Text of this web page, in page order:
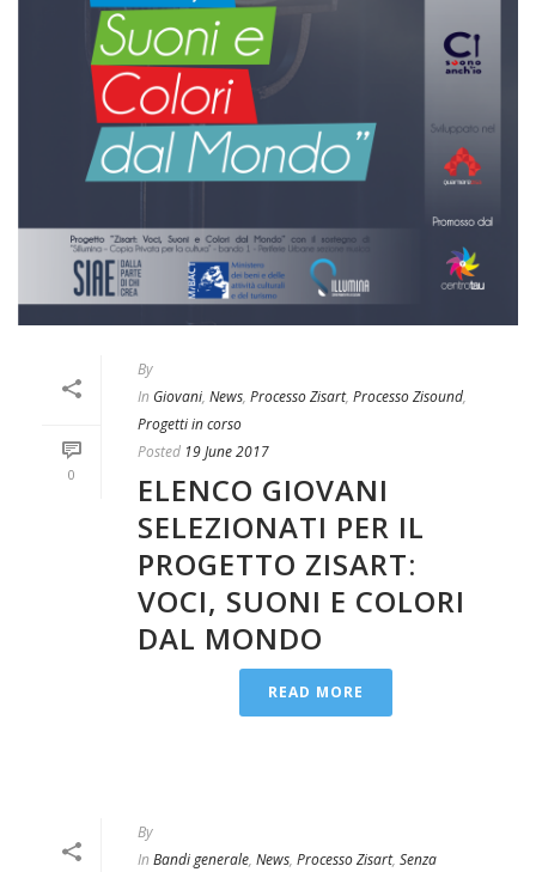
0
By
In Giovani, News, Processo Zisart, Processo Zisound,
Progetti in corso
Posted 19 June 2017
ELENCO GIOVANI
SELEZIONATI PER IL
PROGETTO ZISART:
VOCI, SUONI E COLORI
DAL MONDO
READ MORE
By
In Bandi generale, News, Processo Zisart, Senza